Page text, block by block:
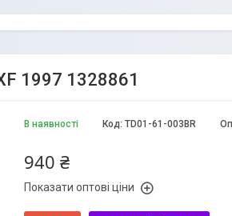
1997 1328861
В наявності Код: TD01-61-003BR
940 ₴
Показати оптові ціни